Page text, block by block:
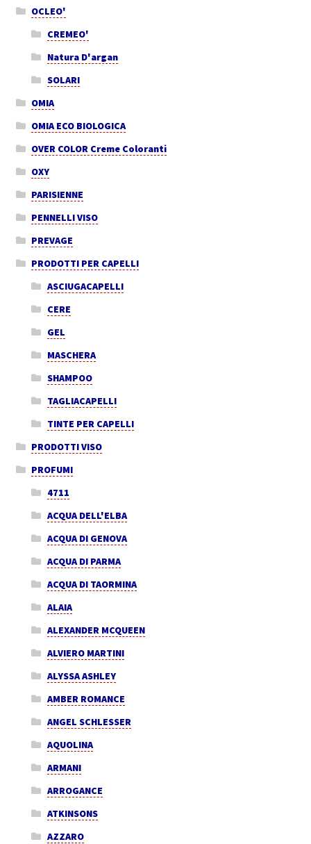
OCLEO'
CREMEO'
Natura D'argan
SOLARI
OMIA
OMIA ECO BIOLOGICA
OVER COLOR Creme Coloranti
OXY
PARISIENNE
PENNELLI VISO
PREVAGE
PRODOTTI PER CAPELLI
ASCIUGACAPELLI
CERE
GEL
MASCHERA
SHAMPOO
TAGLIACAPELLI
TINTE PER CAPELLI
PRODOTTI VISO
PROFUMI
4711
ACQUA DELL'ELBA
ACQUA DI GENOVA
ACQUA DI PARMA
ACQUA DI TAORMINA
ALAIA
ALEXANDER MCQUEEN
ALVIERO MARTINI
ALYSSA ASHLEY
AMBER ROMANCE
ANGEL SCHLESSER
AQUOLINA
ARMANI
ARROGANCE
ATKINSONS
AZZARO